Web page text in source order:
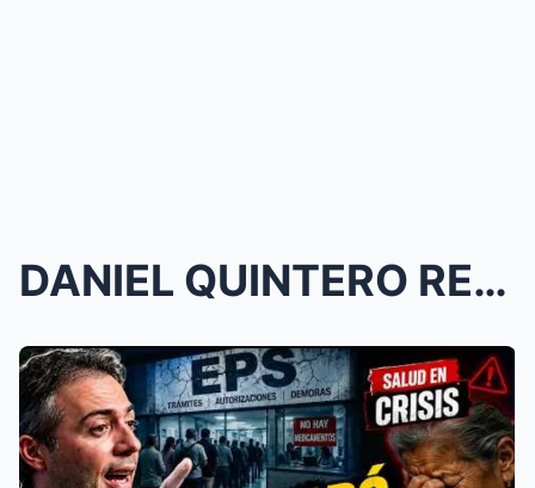
DANIEL QUINTERO REAVIVA EL DEBATE